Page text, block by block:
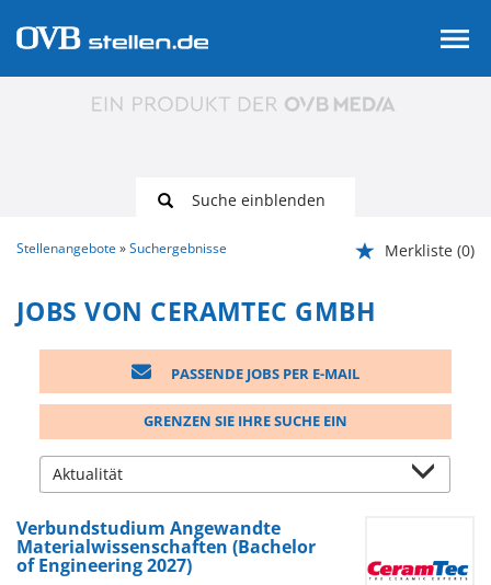
Suche einblenden
Stellenangebote Suchergebnisse Merkliste (0)
JOBS VON CERAMTEC GMBH
PASSENDE JOBS PER E-MAIL
GRENZEN SIE IHRE SUCHE EIN
Verbundstudium Angewandte
Materialwissenschaften (Bachelor
of Engineering 2027)